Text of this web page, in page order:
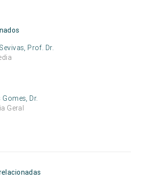
Prof. Dr.
Gomes, Dr.
Geral